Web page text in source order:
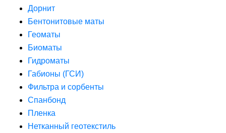
Дорнит
Бентонитовые маты
Геоматы
Биоматы
Гидроматы
Габионы (ГСИ)
Фильтра и сорбенты
Спанбонд
Пленка
Нетканный геотекстиль